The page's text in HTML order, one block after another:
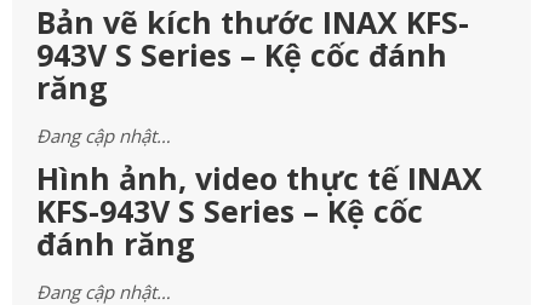
Bản vẽ kích thước INAX KFS-
943V S Series – Kệ cốc đánh
răng
Đang cập nhật…
Hình ảnh, video thực tế INAX
KFS-943V S Series – Kệ cốc
đánh răng
Đang cập nhật…